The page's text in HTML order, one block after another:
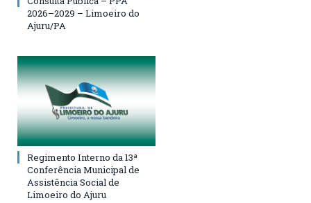
2026–2029 – Limoeiro do
Ajuru/PA
Regimento Interno da 13ª
Conferência Municipal de
Assistência Social de
Limoeiro do Ajuru